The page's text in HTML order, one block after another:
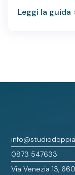
Leggi la guida
0873 547633
Via Venezia 13,